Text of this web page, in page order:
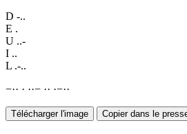
D -..
E .
U ..-
I ..
L .-..
−·· · ··− ·· ·−··
Télécharger l'image Copier dans le